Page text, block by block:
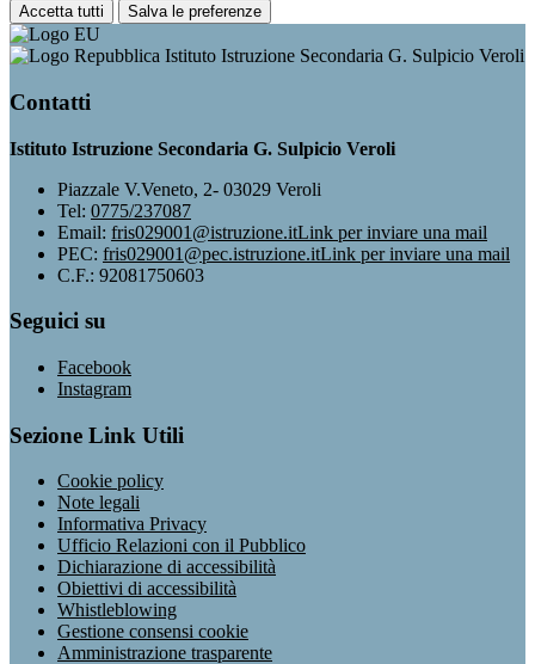
Accetta tutti Salva le preferenze
Istituto Istruzione Secondaria G. Sulpicio Veroli
Contatti
Istituto Istruzione Secondaria G. Sulpicio Veroli
Piazzale V.Veneto, 2- 03029 Veroli
Tel: 0775/237087
Email: fris029001@istruzione.itLink per inviare una mail
PEC: fris029001@pec.istruzione.itLink per inviare una mail
C.F.: 92081750603
Seguici su
Facebook
Instagram
Sezione Link Utili
Cookie policy
Note legali
Informativa Privacy
Ufficio Relazioni con il Pubblico
Dichiarazione di accessibilità
Obiettivi di accessibilità
Whistleblowing
Gestione consensi cookie
Amministrazione trasparente